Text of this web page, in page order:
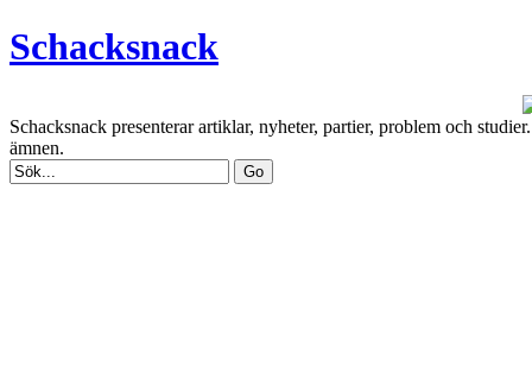
Schacksnack
Schacksnack presenterar artiklar, nyheter, partier, problem och
ämnen.